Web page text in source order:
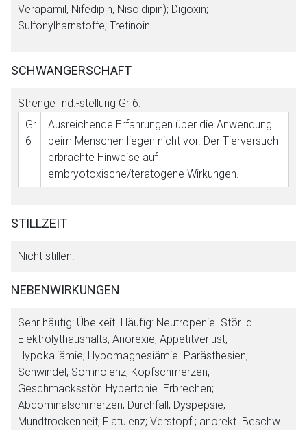
Verapamil, Nifedipin, Nisoldipin); Digoxin;
Sulfonylharnstoffe; Tretinoin.
SCHWANGERSCHAFT
Strenge Ind.-stellung Gr 6
Gr
6
Ausreichende Erfahrungen über die Anwendung
beim Menschen liegen nicht vor. Der Tierversuch
erbrachte Hinweise auf
embryotoxische/teratogene Wirkungen.
STILLZEIT
Nicht stillen.
NEBENWIRKUNGEN
Sehr häufig: Übelkeit. Häufig: Neutropenie. Stör. d.
Elektrolythaushalts; Anorexie; Appetitverlust;
Hypokaliämie; Hypomagnesiämie. Parästhesien;
Schwindel; Somnolenz; Kopfschmerzen;
Geschmacksstör. Hypertonie. Erbrechen;
Abdominalschmerzen; Durchfall; Dyspepsie;
Mundtrockenheit; Flatulenz; Verstopf.; anorekt. Beschw.